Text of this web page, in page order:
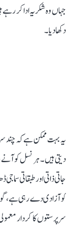
جہاں وہ شکریہ ادا کر
دکھا دیا۔
دیتی ہیں۔ ہر نسل کو
جاتی ذاتی اور طبقاتی
کو آزادی دے رہی ہے،
سرپرستوں کا کردار